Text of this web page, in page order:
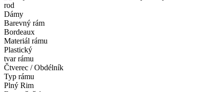
rod
Dámy
Barevný rám
Bordeaux
Materiál rámu
Plastický
tvar rámu
Čtverec / Obdélník
Typ rámu
Plný Rim